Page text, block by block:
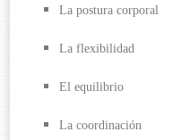
La postura corporal
La flexibilidad
El equilibrio
La coordinación